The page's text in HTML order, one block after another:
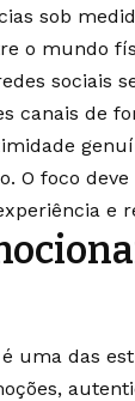
sob
o mundo
sociais
canais de
O foco
uma das